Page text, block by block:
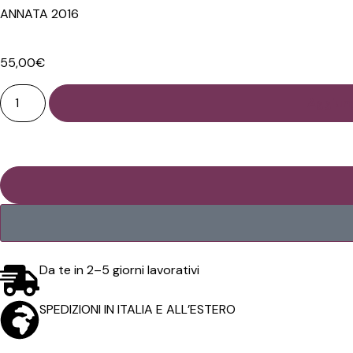
ANNATA 2016
55,00€
Da te in 2–5 giorni lavorativi
SPEDIZIONI IN ITALIA E ALL’ESTERO